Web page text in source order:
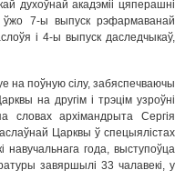
духоўнай акадэміі цяперашні
ўжо 7-ы выпуск рэфармаванай
і 4-ы выпуск даследчыкаў,
на поўную сілу, забяспечваючы
на другім і трэцім узроўні
словах архімандрыта Сергія
Царквы ў спецыялістах
навучальнага года, выступоўца
завяршылі 33 чалавекі, у